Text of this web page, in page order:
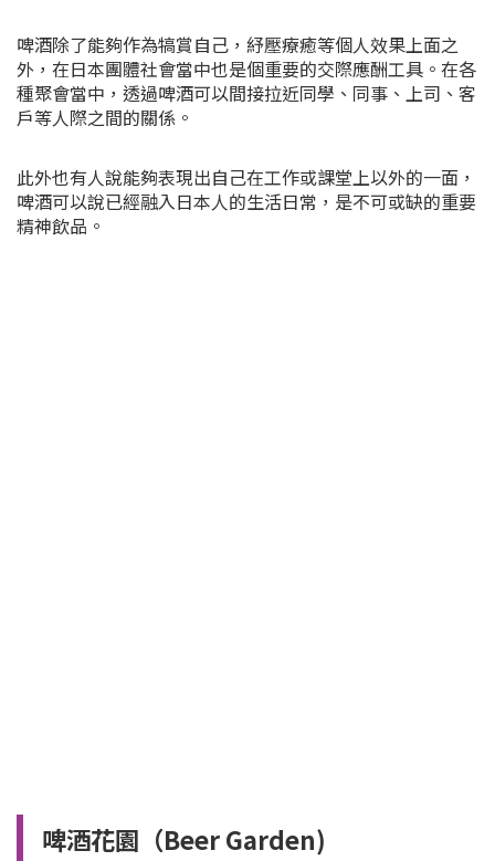
啤酒除了能夠作為犒賞自己，紓壓療癒等個人效果上面之
外，在日本團體社會當中也是個重要的交際應酬工具。在各
種聚會當中，透過啤酒可以間接拉近同學、同事、上司、客
戶等人際之間的關係。
此外也有人說能夠表現出自己在工作或課堂上以外的一面，
啤酒可以說已經融入日本人的生活日常，是不可或缺的重要
精神飲品。
啤酒花園（Beer Garden)